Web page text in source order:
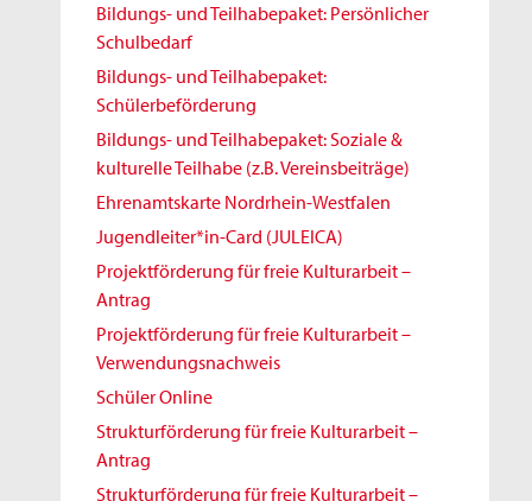
Bildungs- und Teilhabepaket: Persönlicher
Schulbedarf
Bildungs- und Teilhabepaket:
Schülerbeförderung
Bildungs- und Teilhabepaket: Soziale &
kulturelle Teilhabe (z.B. Vereinsbeiträge)
Ehrenamtskarte Nordrhein-Westfalen
Jugendleiter*in-Card (JULEICA)
Projektförderung für freie Kulturarbeit –
Antrag
Projektförderung für freie Kulturarbeit –
Verwendungsnachweis
Schüler Online
Strukturförderung für freie Kulturarbeit –
Antrag
Strukturförderung für freie Kulturarbeit –